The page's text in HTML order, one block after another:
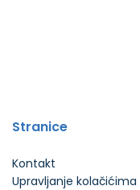
Stranice
Kontakt
Upravljanje kolačićima